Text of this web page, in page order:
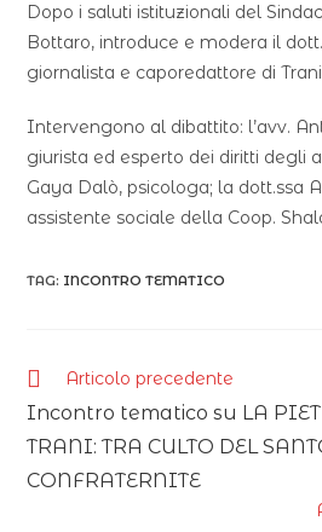
Dopo i saluti istituzionali del
Bottaro, introduce e modera il
giornalista e caporedattore di
Intervengono al dibattito: l’avv.
giurista ed esperto dei diritti degli
Gaya Dalò, psicologa; la dott.ssa
assistente sociale della Coop.
TAG: INCONTRO TEMATICO
Articolo precedente
Incontro tematico su LA
TRANI: TRA CULTO DEL
CONFRATERNITE